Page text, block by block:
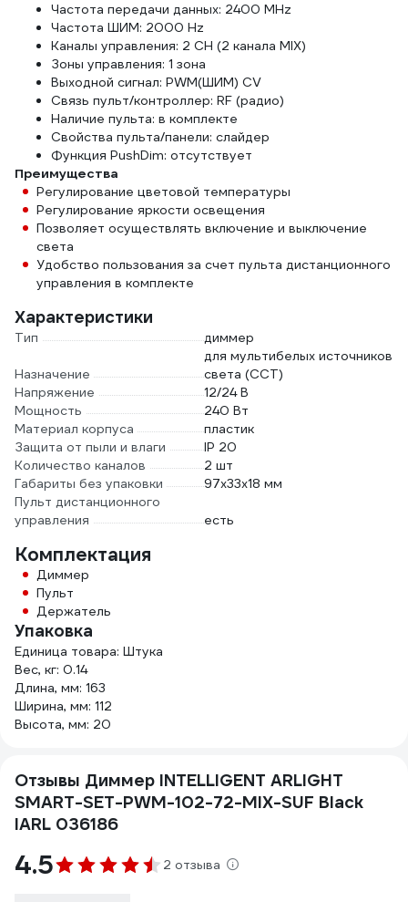
Частота передачи данных: 2400 MHz
Частота ШИМ: 2000 Hz
Каналы управления: 2 CH (2 канала MIX)
Зоны управления: 1 зона
Выходной сигнал: PWM(ШИМ) CV
Связь пульт/контроллер: RF (радио)
Наличие пульта: в комплекте
Свойства пульта/панели: слайдер
Функция PushDim: отсутствует
Преимущества
Регулирование цветовой температуры
Регулирование яркости освещения
Позволяет осуществлять включение и выключение
света
Удобство пользования за счет пульта дистанционного
управления в комплекте
Характеристики
Тип диммер
Назначение
для мультибелых источников
света (CCT)
Напряжение
12/24 В
Мощность
240 Вт
Материал корпуса
пластик
Защита от пыли и влаги
IP 20
Количество каналов
2 шт
Габариты без упаковки
97x33x18 мм
Пульт дистанционного
управления
есть
Комплектация
Диммер
Пульт
Держатель
Упаковка
Единица товара: Штука
Вес, кг: 0.14
Длина, мм: 163
Ширина, мм: 112
Высота, мм: 20
Отзывы Диммер INTELLIGENT ARLIGHT
SMART-SET-PWM-102-72-MIX-SUF Black
IARL 036186
4.5 2 отзыва